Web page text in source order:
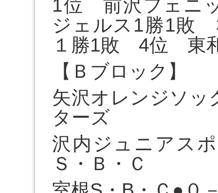
1位 前沢フェニ
ジェルス1勝1敗
１勝1敗 4位 東
【Ｂブロック】
矢沢オレンジソッ
ターズ
沢内ジュニアス
Ｓ・Ｂ・Ｃ